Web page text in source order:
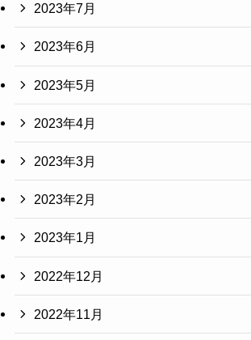
2023年7月
2023年6月
2023年5月
2023年4月
2023年3月
2023年2月
2023年1月
2022年12月
2022年11月